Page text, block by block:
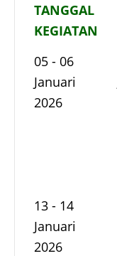
TANGGAL
KEGIATAN
05 - 06
Januari
2026
13 - 14
Januari
2026